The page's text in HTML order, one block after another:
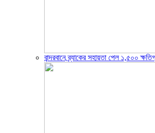
বান্দরবানে ব্র্যাকের সহায়তা পেল ১,৫০০